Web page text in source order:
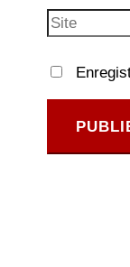
Site